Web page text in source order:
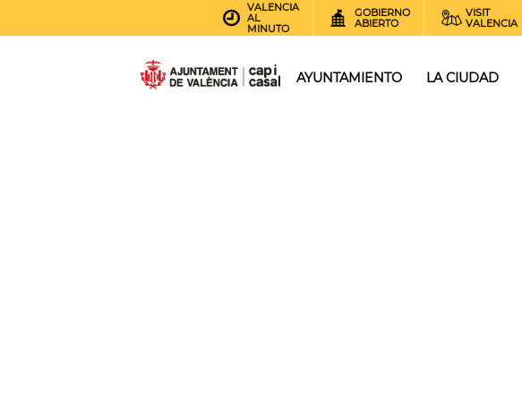
VALENCIA
AL
MINUTO
GOBIERNO
ABIERTO
VISIT
VALENCIA
AYUNTAMIENTO LA CIUDAD